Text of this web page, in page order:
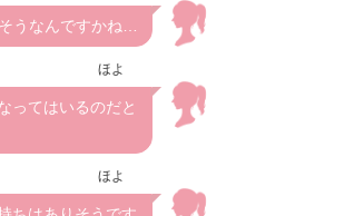
そうなんですかね…
ほよ
ってはいるのだと
ほよ